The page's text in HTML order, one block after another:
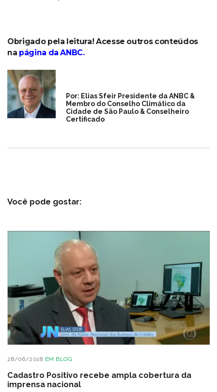
Obrigado pela leitura! Acesse outros conteúdos
na página da ANBC.
Por: Elias Sfeir Presidente da ANBC &
Membro do Conselho Climático da
Cidade de São Paulo & Conselheiro
Certificado
Você pode gostar:
28/06/2018 EM BLOG
Cadastro Positivo recebe ampla cobertura da
imprensa nacional